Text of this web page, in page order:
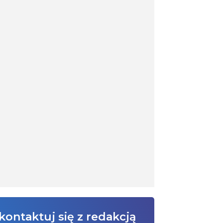
się z redakcją